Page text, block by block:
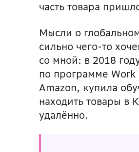
часть товара
Мысли о
сильно чего-то
со мной: в 2018
по программе Work
Amazon, купила
находить товары в
удалённо.